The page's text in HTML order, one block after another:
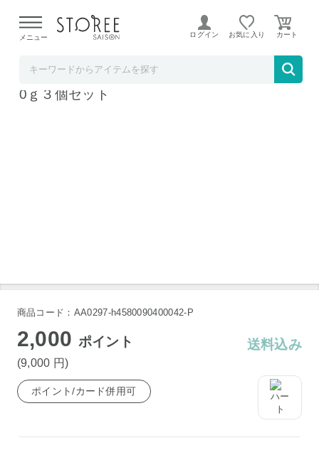
よる配送遅延が発生しております。
メニュー ログイン お気に入り
ヴァレデローズプレミアムザクロペースト20
0ｇ３個セット
商品コード：AA0297-h4580090400042-P
2,000 ポイント
(9,000 円)
送料込み
ポイント/カード併用可